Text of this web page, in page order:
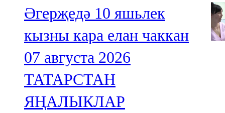
Әгерҗедә 10 яшьлек
кызны кара елан чаккан
07 августа 2026
ТАТАРСТАН
ЯҢАЛЫКЛАР